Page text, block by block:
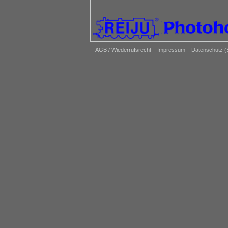
AGB / Wiederrufsrecht Impressum Datenschutz